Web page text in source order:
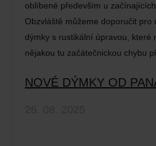
oblíbené především u
Obzvláště můžeme doporučit pro
dýmky s rustikální úpravou, které
nějakou tu začátečnickou chybu
NOVÉ DÝMKY OD